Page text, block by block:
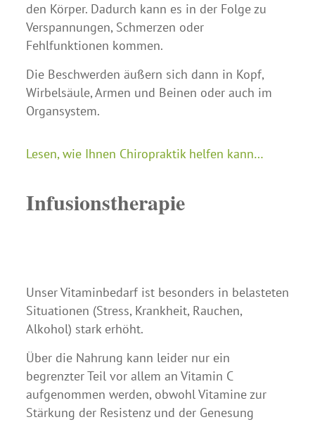
den Körper. Dadurch kann es in der Folge zu
Verspannungen, Schmerzen oder
Fehlfunktionen kommen.
Die Beschwerden äußern sich dann in Kopf,
Wirbelsäule, Armen und Beinen oder auch im
Organsystem.
Lesen, wie Ihnen Chiropraktik helfen kann…
Infusionstherapie
Unser Vitaminbedarf ist besonders in belasteten
Situationen (Stress, Krankheit, Rauchen,
Alkohol) stark erhöht.
Über die Nahrung kann leider nur ein
begrenzter Teil vor allem an Vitamin C
aufgenommen werden, obwohl Vitamine zur
Stärkung der Resistenz und der Genesung